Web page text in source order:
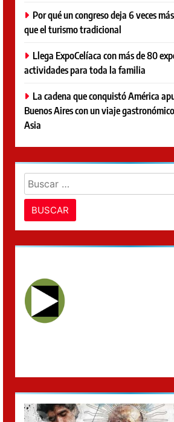
Por qué un congreso deja 6 veces
que el turismo tradicional
Llega ExpoCelíaca con más de 80
actividades para toda la familia
La cadena que conquistó América
Buenos Aires con un viaje
Asia
Buscar: